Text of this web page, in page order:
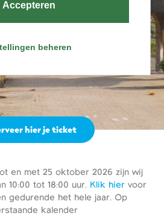
n
en met 25 oktober 2026 zijn wij
10:00 tot 18:00 uur. Klik hiervoor
gedurende het hele jaar. Op
kalender
hier je ticket
Accepteren
beheren